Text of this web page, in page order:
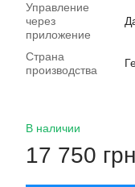
Управление
через
приложение
Страна
производства
В наличии
17 750 грн